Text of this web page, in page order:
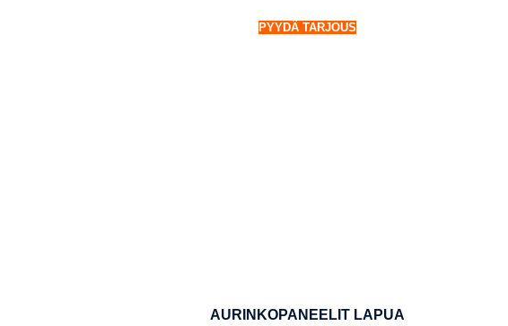
PYYDÄ TARJOUS
AURINKOPANEELIT LAPUA